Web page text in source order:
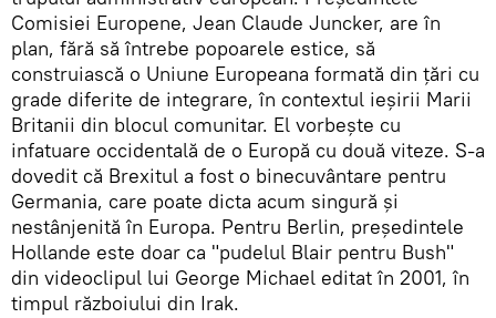
Comisiei Europene, Jean Claude Juncker, are în
plan, fără să întrebe popoarele estice, să
construiască o Uniune Europeana formată din țări cu
grade diferite de integrare, în contextul ieșirii Marii
Britanii din blocul comunitar. El vorbește cu
infatuare occidentală de o Europă cu două viteze. S-a
dovedit că Brexitul a fost o binecuvântare pentru
Germania, care poate dicta acum singură și
nestânjenită în Europa. Pentru Berlin, președintele
Hollande este doar ca "pudelul Blair pentru Bush"
din videoclipul lui George Michael editat în 2001, în
timpul războiului din Irak.